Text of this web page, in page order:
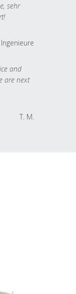
sehr
and
are next
T. M.